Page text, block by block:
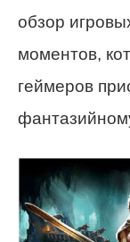
обзор
моментов,
геймеров